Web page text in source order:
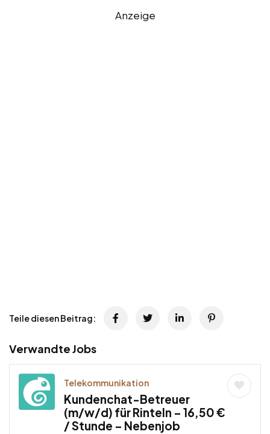
Anzeige
Teile diesen Beitrag:
Verwandte Jobs
Telekommunikation
Kundenchat-Betreuer
(m/w/d) für Rinteln – 16,50 €
/ Stunde – Nebenjob